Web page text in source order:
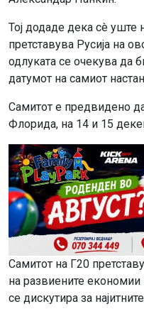
Тој додаде дека сè уште
претставува Русија на
одлуката се очекува да
датумот на самиот
Самитот е предвидено
Флорида, на 14 и 15
Самитот на Г20
на развиените економии
се дискутира за